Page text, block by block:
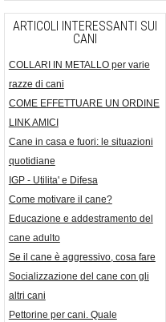
ARTICOLI INTERESSANTI SUI
CANI
COLLARI IN METALLO per varie
razze di cani
COME EFFETTUARE UN ORDINE
LINK AMICI
Cane in casa e fuori: le situazioni
quotidiane
IGP - Utilita' e Difesa
Come motivare il cane?
Educazione e addestramento del
cane adulto
Se il cane è aggressivo, cosa fare
Socializzazione del cane con gli
altri cani
Pettorine per cani. Quale